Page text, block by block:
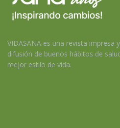
VIDASANA es una revista
difusión de buenos hábitos de
mejor estilo de vida.